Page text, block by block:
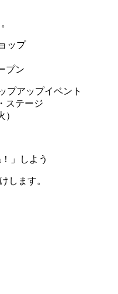
ップ
プン
プアップイベント
ステージ
」しよう
します。